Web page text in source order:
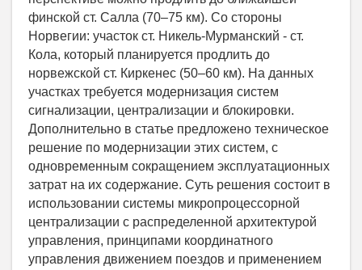
финской ст. Салла (70–75 км). Со стороны
Норвегии: участок ст. Никель-Мурманский - ст.
Кола, который планируется продлить до
норвежской ст. Киркенес (50–60 км). На данных
участках требуется модернизация систем
сигнализации, централизации и блокировки.
Дополнительно в статье предложено техническое
решение по модернизации этих систем, с
одновременным сокращением эксплуатационных
затрат на их содержание. Суть решения состоит в
использовании системы микропроцессорной
централизации с распределенной архитектурой
управления, принципами координатного
управления движением поездов и применением